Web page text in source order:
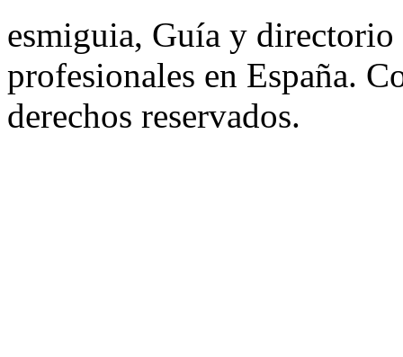
esmiguia, Guía y directorio
profesionales en España.
derechos reservados.